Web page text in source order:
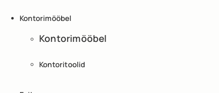
Kontorimööbel
Kontorimööbel
Kontoritoolid